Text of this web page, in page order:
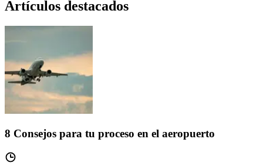
Artículos destacados
8 Consejos para tu proceso en el aeropuerto